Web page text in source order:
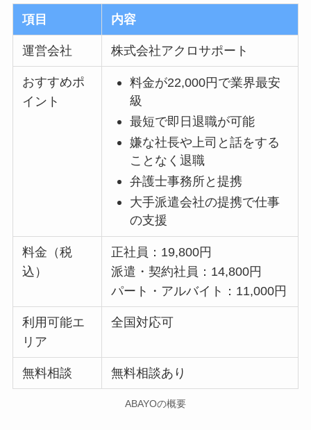
項目 内容
運営会社 株式会社アクロサポート
おすすめポ
イント
料金が22,000円で業界最安
級
最短で即日退職が可能
嫌な社長や上司と話をする
ことなく退職
弁護士事務所と提携
大手派遣会社の提携で仕事
の支援
料金（税
込）
正社員：19,800円
派遣・契約社員：14,800円
パート・アルバイト：11,000円
利用可能エ
リア
全国対応可
無料相談 無料相談あり
ABAYOの概要